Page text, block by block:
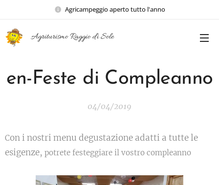
Agricampeggio aperto tutto l'anno
Agriturismo Raggio di Sole
en-Feste di Compleanno
04/04/2019
Con i nostri menu degustazione adatti a tutte le
esigenze, potrete festeggiare il vostro compleanno